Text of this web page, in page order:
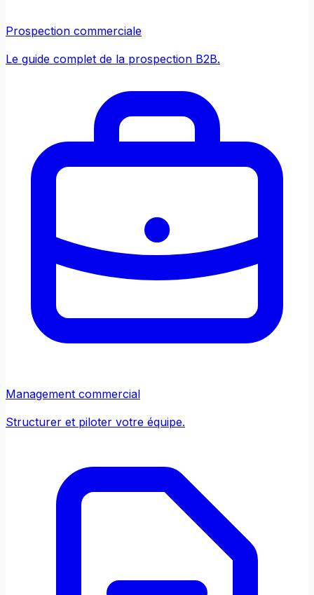
Prospection commerciale
Le guide complet de la prospection B2B.
Management commercial
Structurer et piloter votre équipe.